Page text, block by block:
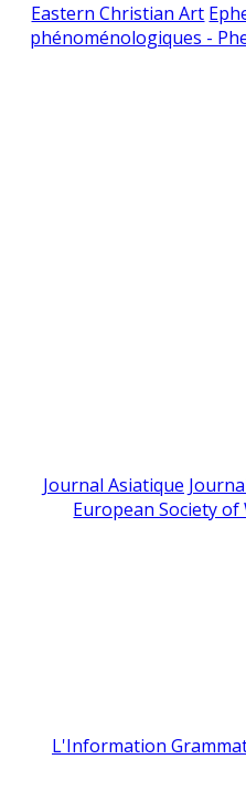
Eastern Christian Art
phénoménologiques -
Journal Asiatique
European Society
L'Information